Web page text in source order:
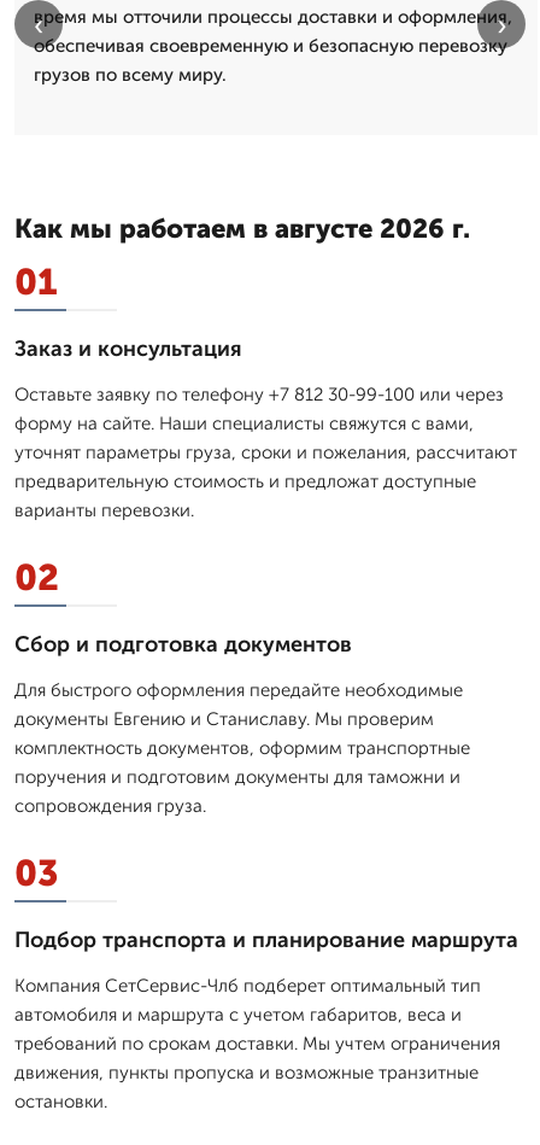
время мы отточили процессы доставки и оформления,
обеспечивая своевременную и безопасную перевозку
грузов по всему миру.
‹ ›
Как мы работаем в августе 2026 г.
01
Заказ и консультация
Оставьте заявку по телефону +7 812 30-99-100 или через
форму на сайте. Наши специалисты свяжутся с вами,
уточнят параметры груза, сроки и пожелания, рассчитают
предварительную стоимость и предложат доступные
варианты перевозки.
02
Сбор и подготовка документов
Для быстрого оформления передайте необходимые
документы Евгению и Станиславу. Мы проверим
комплектность документов, оформим транспортные
поручения и подготовим документы для таможни и
сопровождения груза.
03
Подбор транспорта и планирование маршрута
Компания СетСервис-Члб подберет оптимальный тип
автомобиля и маршрута с учетом габаритов, веса и
требований по срокам доставки. Мы учтем ограничения
движения, пункты пропуска и возможные транзитные
остановки.